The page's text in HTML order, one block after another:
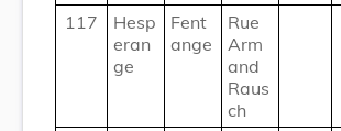
117
Hesp
eran
ge
Fent
ange
Rue
Arm
and
Raus
ch